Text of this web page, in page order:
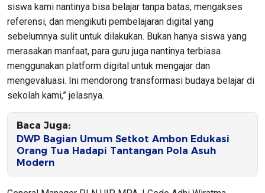
siswa kami nantinya bisa belajar tanpa batas, mengakses
referensi, dan mengikuti pembelajaran digital yang
sebelumnya sulit untuk dilakukan. Bukan hanya siswa yang
merasakan manfaat, para guru juga nantinya terbiasa
menggunakan platform digital untuk mengajar dan
mengevaluasi. Ini mendorong transformasi budaya belajar di
sekolah kami,” jelasnya.
Baca Juga:
DWP Bagian Umum Setkot Ambon Edukasi
Orang Tua Hadapi Tantangan Pola Asuh
Modern